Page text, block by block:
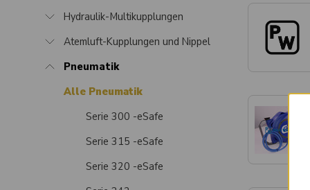
Hydraulik-Multikupplungen
Atemluft-Kupplungen und Nippel
Pneumatik
Alle Pneumatik
Serie 300 -eSafe
Serie 315 -eSafe
Serie 320 -eSafe